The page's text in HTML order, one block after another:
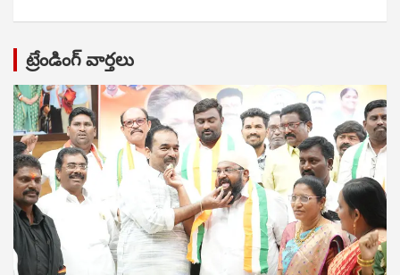
ట్రేండింగ్ వార్తలు